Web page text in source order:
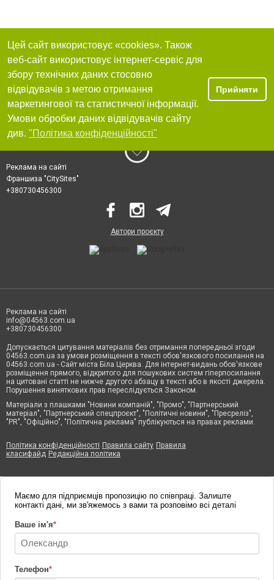
Цей сайт використовує «cookies». Також
веб-сайт використовує інтернет-сервіс для
збору технічних даних стосовно
відвідувачів з метою отримання
маркетингової та статистичної інформації.
Умови обробки даних відвідувачів сайту
див. "Політика конфіденційності"
Прийняти
Реклама на сайті
Франшиза "CitySites"
+380730456300
Автори проєкту
Реклама на сайті
info@04563.com.ua
+380730456300
Допускається цитування матеріалів без отримання попередньої згоди
04563.com.ua за умови розміщення в тексті обов'язкового посилання на
04563.com.ua - Сайт міста Біла Церква. Для інтернет-видань обов'язкове
розміщення прямого, відкритого для пошукових систем гіперпосилання
на цитовані статті не нижче другого абзацу в тексті або в якості джерела.
Порушення виняткових прав переслідується Законом.
Матеріали з плашками "Новини компаній", "Промо", "Партнерський
матеріал", "Партнерський спецпроєкт", "Політичні новини", "Пресреліз",
"PR", "Офіційно", "Політична реклама" публікуються на правах реклами.
Політика конфіденційності Правила сайту Правила
класифайд Редакційна політика
Маємо для підприємців пропозицію по співпраці. Залиште
контакті дані, ми зв'яжемось з вами та розповімо всі деталі
Ваше ім'я*
Телефон*